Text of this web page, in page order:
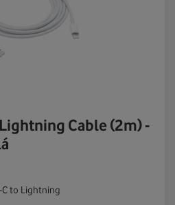
Cable (2m) -
C to Lightning